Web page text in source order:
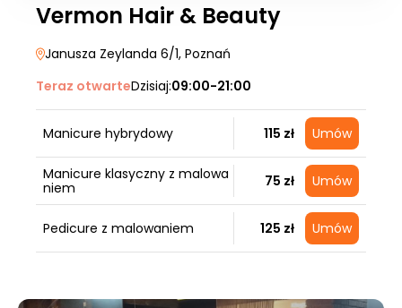
Vermon Hair & Beauty
Janusza Zeylanda 6/1, Poznań
Teraz otwarteDzisiaj:09:00-21:00
Manicure hybrydowy 115 zł Umów
Manicure klasyczny z malowa
niem
75 zł Umów
Pedicure z malowaniem 125 zł Umów